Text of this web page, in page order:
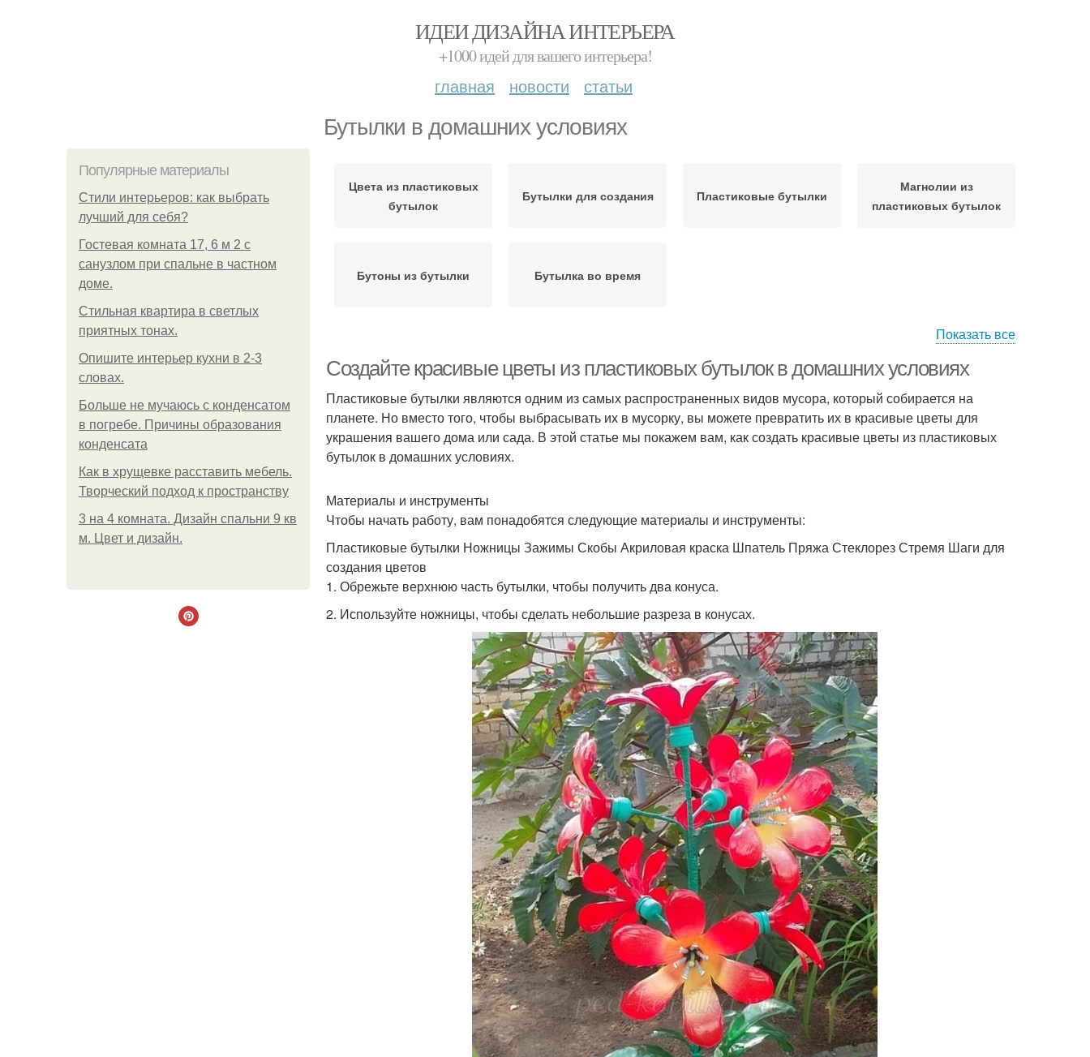
ИДЕИ ДИЗАЙНА ИНТЕРЬЕРА
+1000 идей для вашего интерьера!
главная новости статьи
Бутылки в домашних условиях
Популярные материалы
Стили интерьеров: как выбрать
лучший для себя?
Гостевая комната 17, 6 м 2 с
санузлом при спальне в частном
доме.
Стильная квартира в светлых
приятных тонах.
Опишите интерьер кухни в 2-3
словах.
Больше не мучаюсь с конденсатом
в погребе. Причины образования
конденсата
Как в хрущевке расставить мебель.
Творческий подход к пространству
3 на 4 комната. Дизайн спальни 9 кв
м. Цвет и дизайн.
Цвета из пластиковых
бутылок
Бутылки для создания Пластиковые бутылки
Магнолии из
пластиковых бутылок
Бутоны из бутылки Бутылка во время
Показать все
Создайте красивые цветы из пластиковых бутылок в домашних условиях
Пластиковые бутылки являются одним из самых распространенных видов мусора, который собирается на
планете. Но вместо того, чтобы выбрасывать их в мусорку, вы можете превратить их в красивые цветы для
украшения вашего дома или сада. В этой статье мы покажем вам, как создать красивые цветы из пластиковых
бутылок в домашних условиях.
Материалы и инструменты
Чтобы начать работу, вам понадобятся следующие материалы и инструменты:
Пластиковые бутылки Ножницы Зажимы Скобы Акриловая краска Шпатель Пряжа Стеклорез Стремя Шаги для
создания цветов
1. Обрежьте верхнюю часть бутылки, чтобы получить два конуса.
2. Используйте ножницы, чтобы сделать небольшие разреза в конусах.